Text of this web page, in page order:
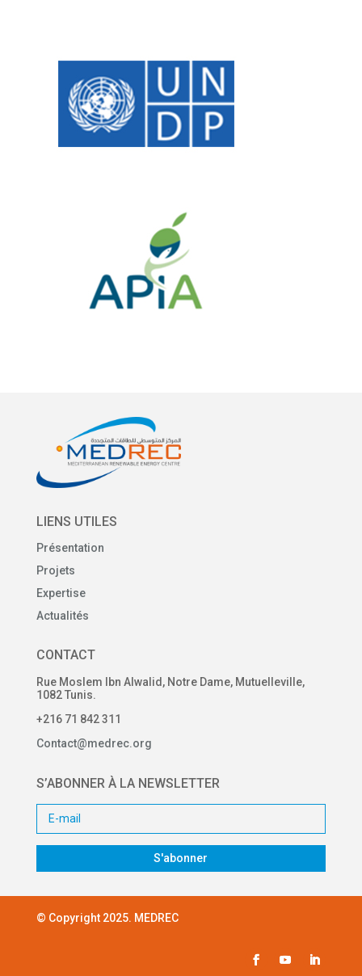
LIENS UTILES
Présentation
Projets
Expertise
Actualités
CONTACT
Rue Moslem Ibn Alwalid, Notre Dame, Mutuelleville,
1082 Tunis.
+216 71 842 311
Contact@medrec.org
S’ABONNER À LA NEWSLETTER
S'abonner
© Copyright 2025. MEDREC